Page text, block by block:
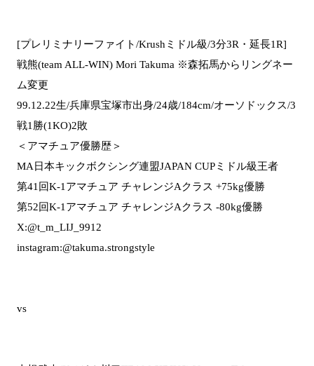
[プレリミナリーファイト/Krushミドル級/3分3R・延長1R]
戦熊(team ALL-WIN) Mori Takuma ※森拓馬からリングネー
ム変更
99.12.22生/兵庫県宝塚市出身/24歳/184cm/オーソドックス/3
戦1勝(1KO)2敗
＜アマチュア優勝歴＞
MA日本キックボクシング連盟JAPAN CUPミドル級王者
第41回K-1アマチュア チャレンジAクラス +75kg優勝
第52回K-1アマチュア チャレンジAクラス -80kg優勝
X:@t_m_LIJ_9912
instagram:@takuma.strongstyle
vs